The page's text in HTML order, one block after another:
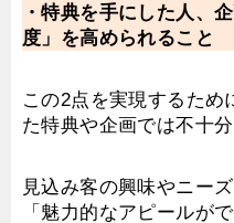
・特典を手にした人、
度」を高められること
この2点を実現するため
た特典や企画では不十分
見込み客の興味やニー
「魅力的なアピールが